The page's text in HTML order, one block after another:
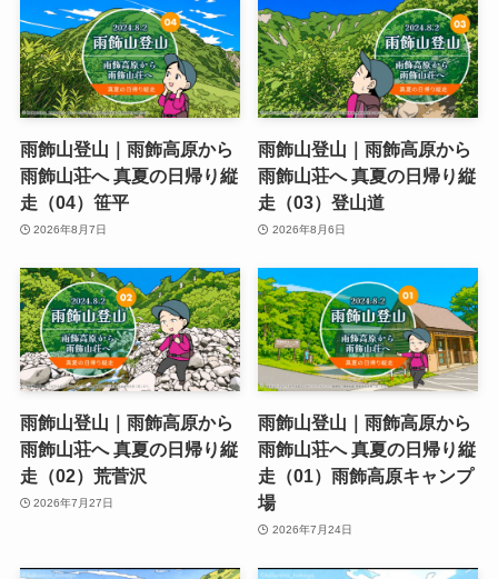
雨飾山登山｜雨飾高原から
雨飾山荘へ 真夏の日帰り縦
走（04）笹平
2026年8月7日
雨飾山登山｜雨飾高原から
雨飾山荘へ 真夏の日帰り縦
走（03）登山道
2026年8月6日
雨飾山登山｜雨飾高原から
雨飾山荘へ 真夏の日帰り縦
走（02）荒菅沢
2026年7月27日
雨飾山登山｜雨飾高原から
雨飾山荘へ 真夏の日帰り縦
走（01）雨飾高原キャンプ
場
2026年7月24日